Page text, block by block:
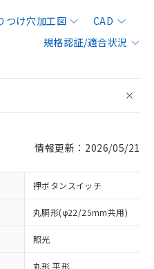
つけ穴加工図
CAD
規格認証/適合状況
情報更新：2026/05/21
押ボタンスイッチ
丸胴形(φ22/25mm共用)
照光
丸形 平形